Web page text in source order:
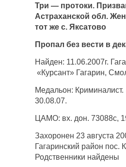
Три — протоки.
Астраханской обл.
тот же с. Яксатово
Пропал без вести в
Найден: 11.06.2007г.
«Курсант» Гагарин,
Медальон:
30.08.07.
ЦАМО: вх. дон. 73088с,
Захоронен 23 августа
Гагаринский район пос.
Родственники найдены